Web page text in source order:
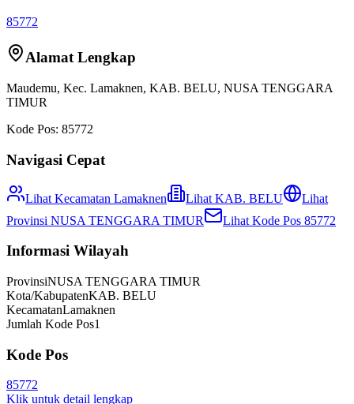
85772
Alamat Lengkap
Maudemu, Kec. Lamaknen, KAB. BELU, NUSA TENGGARA
TIMUR
Kode Pos: 85772
Navigasi Cepat
Lihat Kecamatan Lamaknen Lihat KAB. BELU
Lihat
Provinsi NUSA TENGGARA TIMUR Lihat Kode Pos 85772
Informasi Wilayah
ProvinsiNUSA TENGGARA TIMUR
Kota/KabupatenKAB. BELU
KecamatanLamaknen
Jumlah Kode Pos1
Kode Pos
85772
Klik untuk detail lengkap